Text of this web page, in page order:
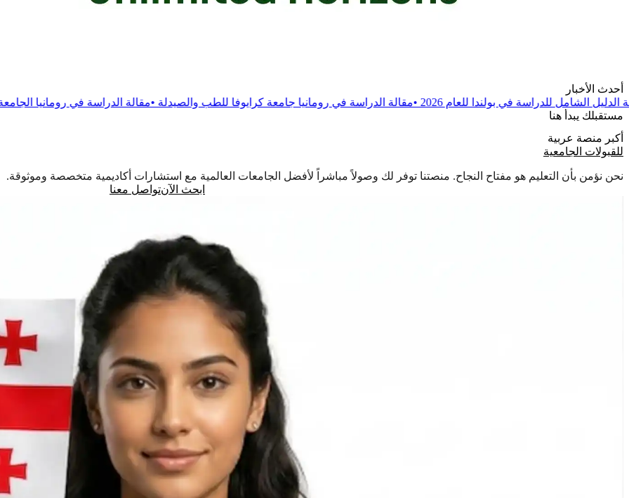
أحدث الأخبار
في بولندا للعام 2026
•مقالة الدراسة في رومانيا جامعة كرايوفا للطب والصيدلة •مقالة الدراسة في رومانيا الجامعة الرومانية الأمريكية
مستقبلك يبدأ هنا
أكبر منصة عربية
للقبولات الجامعية
نحن نؤمن بأن التعليم هو مفتاح النجاح. منصتنا توفر لك وصولاً مباشراً لأفضل الجامعات العالمية مع استشارات أكاديمية متخصصة وموثوقة.
ابحث الآنتواصل معنا